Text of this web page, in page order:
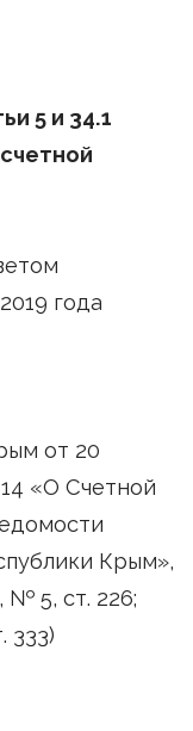
5 и 34.1
года
от 20
«О Счетной
Крым»,
№ 5, ст. 226;
333)